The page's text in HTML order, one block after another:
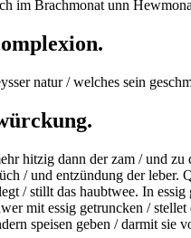
im Brachmonat unn
natur / welches sein
hitzig dann der zam / und zu
/ und entzündung der leber.
/ stillt das haubtwee. In essig
mit essig getruncken /
speisen geben / darmit sie